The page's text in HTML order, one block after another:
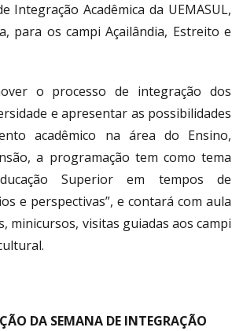
Integração Acadêmica da UEMASUL,
para os campi Açailândia, Estreito e
o processo de integração dos
e apresentar as possibilidades
acadêmico na área do Ensino,
a programação tem como tema
Superior em tempos de
e perspectivas”, e contará com aula
minicursos, visitas guiadas aos campi
DA SEMANA DE INTEGRAÇÃO